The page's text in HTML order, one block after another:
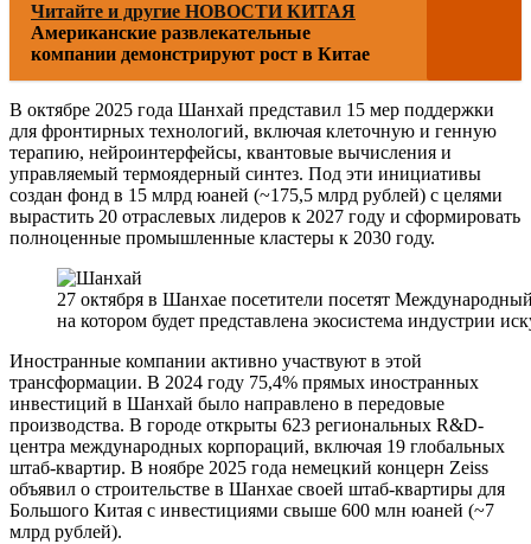
Читайте и другие НОВОСТИ КИТАЯ
Американские развлекательные
компании демонстрируют рост в Китае
В октябре 2025 года Шанхай представил 15 мер поддержки
для фронтирных технологий, включая клеточную и генную
терапию, нейроинтерфейсы, квантовые вычисления и
управляемый термоядерный синтез. Под эти инициативы
создан фонд в 15 млрд юаней (~175,5 млрд рублей) с целями
вырастить 20 отраслевых лидеров к 2027 году и сформировать
полноценные промышленные кластеры к 2030 году.
27 октября в Шанхае посетители посетят
на котором будет представлена экосистема индустрии
Иностранные компании активно участвуют в этой
трансформации. В 2024 году 75,4% прямых иностранных
инвестиций в Шанхай было направлено в передовые
производства. В городе открыты 623 региональных R&D-
центра международных корпораций, включая 19 глобальных
штаб-квартир. В ноябре 2025 года немецкий концерн Zeiss
объявил о строительстве в Шанхае своей штаб-квартиры для
Большого Китая с инвестициями свыше 600 млн юаней (~7
млрд рублей).